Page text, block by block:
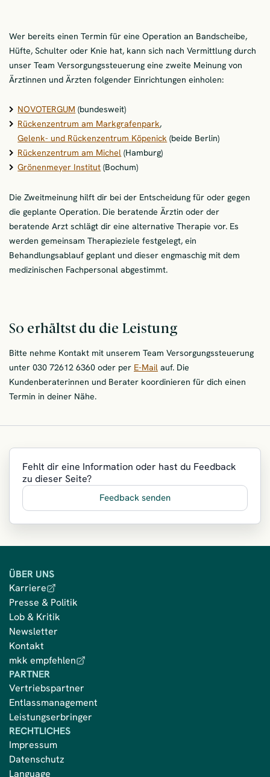
Wer bereits einen Termin für eine Operation an Bandscheibe,
Hüfte, Schulter oder Knie hat, kann sich nach Vermittlung durch
unser Team Versorgungssteuerung eine zweite Meinung von
Ärztinnen und Ärzten folgender Einrichtungen einholen:
NOVOTERGUM (bundesweit)
Rückenzentrum am Markgrafenpark,
Gelenk- und Rückenzentrum Köpenick (beide Berlin)
Rückenzentrum am Michel (Hamburg)
Grönenmeyer Institut (Bochum)
Die Zweitmeinung hilft dir bei der Entscheidung für oder gegen
die geplante Operation. Die beratende Ärztin oder der
beratende Arzt schlägt dir eine alternative Therapie vor. Es
werden gemeinsam Therapieziele festgelegt, ein
Behandlungsablauf geplant und dieser engmaschig mit dem
medizinischen Fachpersonal abgestimmt.
So erhältst du die Leistung
Bitte nehme Kontakt mit unserem Team Versorgungssteuerung
unter 030 72612 6360 oder per E-Mail auf. Die
Kundenberaterinnen und Berater koordinieren für dich einen
Termin in deiner Nähe.
Fehlt dir eine Information oder hast du Feedback
zu dieser Seite?
Feedback senden
ÜBER UNS
Karriere
Presse & Politik
Lob & Kritik
Newsletter
Kontakt
mkk empfehlen
PARTNER
Vertriebspartner
Entlassmanagement
Leistungserbringer
RECHTLICHES
Impressum
Datenschutz
Language